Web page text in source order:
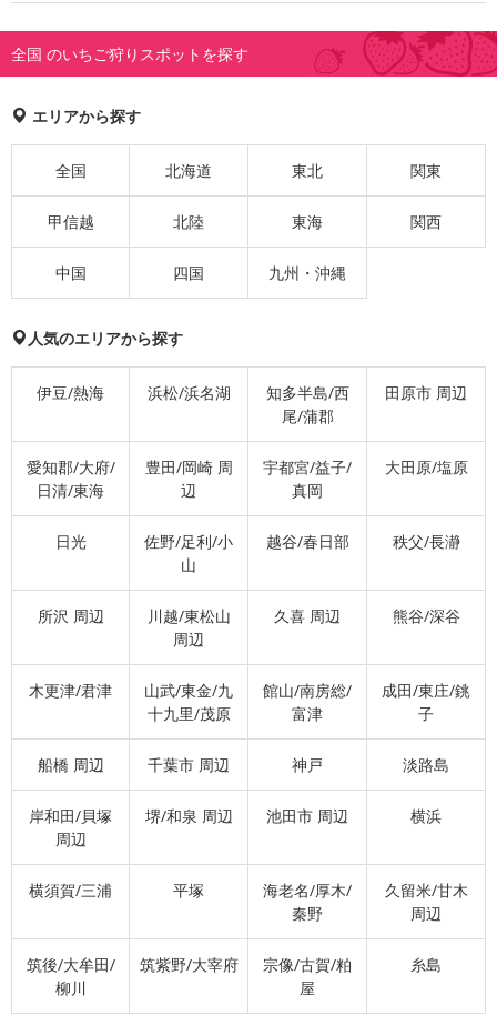
全国 のいちご狩りスポットを探す
エリアから探す
全国 北海道 東北 関東
甲信越 北陸 東海 関西
中国 四国 九州・沖縄
人気のエリアから探す
伊豆/熱海 浜松/浜名湖
知多半島/西
尾/蒲郡
田原市 周辺
愛知郡/大府/
日清/東海
豊田/岡崎 周
辺
宇都宮/益子/
真岡
大田原/塩原
日光
佐野/足利/小
山
越谷/春日部 秩父/長瀞
所沢 周辺
川越/東松山
周辺
久喜 周辺 熊谷/深谷
木更津/君津
山武/東金/九
十九里/茂原
館山/南房総/
富津
成田/東庄/銚
子
船橋 周辺 千葉市 周辺 神戸 淡路島
岸和田/貝塚
周辺
堺/和泉 周辺 池田市 周辺 横浜
横須賀/三浦 平塚
海老名/厚木/
秦野
久留米/甘木
周辺
筑後/大牟田/
柳川
筑紫野/大宰府
宗像/古賀/粕
屋
糸島